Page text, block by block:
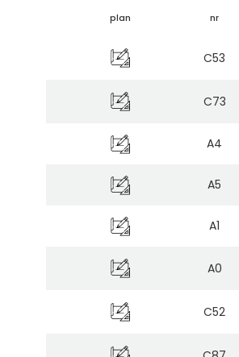
plan nr
C53
C73
A4
A5
A1
A0
C52